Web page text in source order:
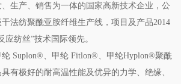
生产、销售为一体的国家高新技术企业，公
法纺聚酰亚胺纤维生产线，项目及产品2014
纺丝”技术国际领先。
Suplon®、甲纶 Fitlon®、甲纶Hyplon®聚酰
有极好的耐高温性能及优异的力学、绝缘、